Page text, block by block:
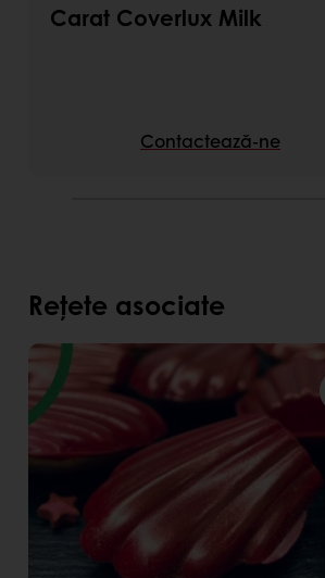
Carat Coverlux Milk
Contactează-ne
Rețete asociate